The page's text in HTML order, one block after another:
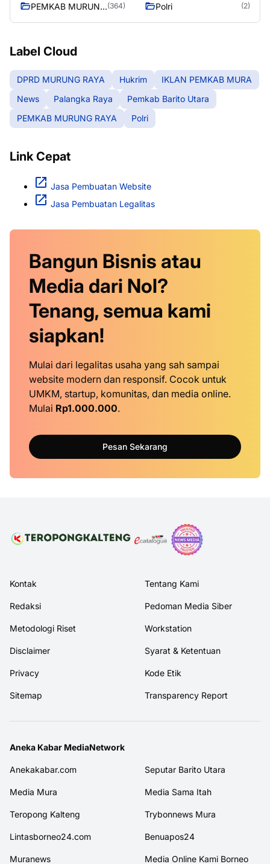
PEMKAB MURUNG (364) Polri (2)
Label Cloud
DPRD MURUNG RAYA Hukrim
IKLAN PEMKAB MURA
News
Palangka Raya
Pemkab Barito Utara
PEMKAB MURUNG RAYA
Polri
Link Cepat
Jasa Pembuatan Website
Jasa Pembuatan Legalitas
Bangun Bisnis atau
Media dari Nol?
Tenang, semua kami
siapkan!
Mulai dari legalitas usaha yang sah sampai
website modern dan responsif. Cocok untuk
UMKM, startup, komunitas, dan media online.
Mulai Rp1.000.000.
Pesan Sekarang
Kontak Tentang Kami
Redaksi Pedoman Media Siber
Metodologi Riset Workstation
Disclaimer Syarat & Ketentuan
Privacy Kode Etik
Sitemap Transparency Report
Aneka Kabar MediaNetwork
Anekakabar.com Seputar Barito Utara
Media Mura Media Sama Itah
Teropong Kalteng Trybonnews Mura
Lintasborneo24.com Benuapos24
Muranews Media Online Kami Borneo